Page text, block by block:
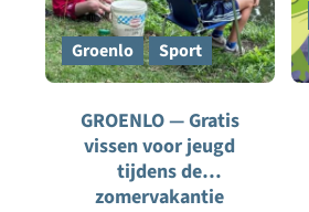
Groenlo Sport
GROENLO — Gratis
vissen voor jeugd
tijdens de
zomervakantie